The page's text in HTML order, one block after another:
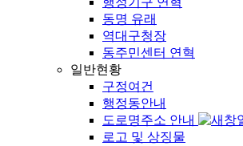
동명 유래
역대구청장
동주민센터 연혁
일반현황
구정여건
행정동안내
도로명주소 안내
로고 및 상징물